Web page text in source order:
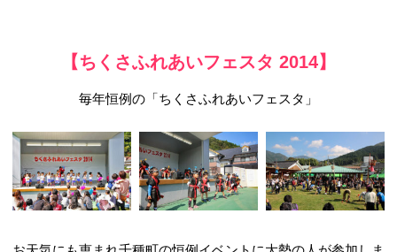
【ちくさふれあいフェスタ 2014】
毎年恒例の「ちくさふれあいフェスタ」